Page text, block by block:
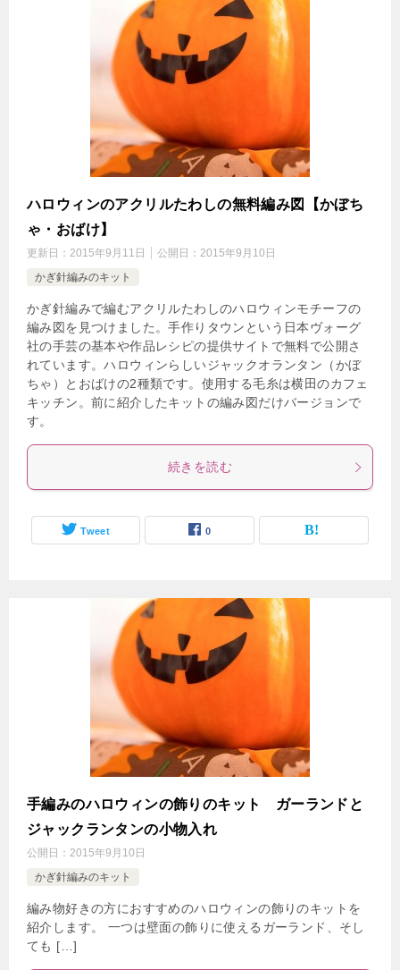
ハロウィンのアクリルたわしの無料編み図【かぼち
ゃ・おばけ】
更新日： 2015年9月11日 公開日： 2015年9月10日
かぎ針編みのキット
かぎ針編みで編むアクリルたわしのハロウィンモチーフの
編み図を見つけました。手作りタウンという日本ヴォーグ
社の手芸の基本や作品レシピの提供サイトで無料で公開さ
れています。ハロウィンらしいジャックオランタン（かぼ
ちゃ）とおばけの2種類です。使用する毛糸は横田のカフェ
キッチン。前に紹介したキットの編み図だけバージョンで
す。
続きを読む
Tweet 0
手編みのハロウィンの飾りのキット ガーランドと
ジャックランタンの小物入れ
公開日： 2015年9月10日
かぎ針編みのキット
編み物好きの方におすすめのハロウィンの飾りのキットを
紹介します。 一つは壁面の飾りに使えるガーランド、そし
ても […]